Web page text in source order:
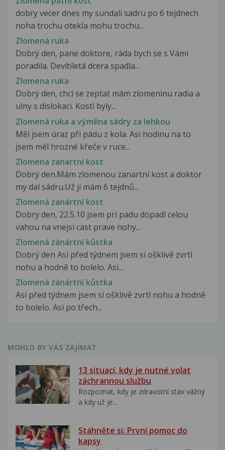
dobry vecer dnes my sundali sadru po 6 tejdnech
noha trochu otekla mohu trochu...
Zlomená ruka
Dobrý den, pane doktore, ráda bych se s Vámi
poradila. Devítiletá dcera spadla...
Zlomena ruka
Dobrý den, chci se zeptat mám zlomeninu radia a
ulny s dislokaci. Kosti byly...
Zlomená ruka a výměna sádry za lehkou
Měl jsem úraz při pádu z kola. Asi hodinu na to
jsem měl hrozné křeče v ruce...
Zlomena zanartni kost
Dobrý den.Mám zlomenou zanartní kost a doktor
my dal sádru.Už jí mám 6 tejdnů...
Zlomená zanártní kost
Dobry den, 22.5.10 jsem pri padu dopadl celou
vahou na vnejsi cast prave nohy...
Zlomená zánártní kůstka
Dobrý den Asi před týdnem jsem si ošklivě zvrtl
nohu a hodně to bolelo. Asi...
Zlomená zánártní kůstka
Asi před týdnem jsem si ošklivě zvrtl nohu a hodně
to bolelo. Asi po třech...
MOHLO BY VÁS ZAJÍMAT
13 situací, kdy je nutné volat
záchrannou službu
Rozpoznat, kdy je zdravotní stav vážný
a kdy už je...
Stáhněte si: První pomoc do
kapsy